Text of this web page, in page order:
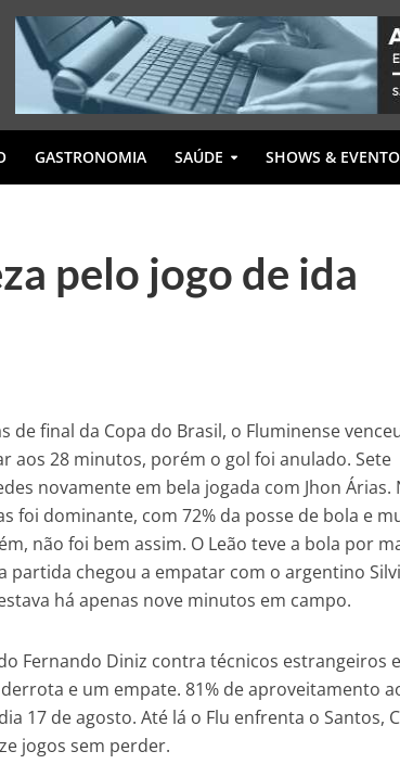
GASTRONOMIA SAÚDE SHOWS &
pelo jogo de ida
de final da Copa do Brasil, o Fluminense
aos 28 minutos, porém o gol foi anulado. Sete
novamente em bela jogada com Jhon Árias.
foi dominante, com 72% da posse de bola e
não foi bem assim. O Leão teve a bola por
partida chegou a empatar com o argentino
há apenas nove minutos em campo.
Fernando Diniz contra técnicos estrangeiros
e um empate. 81% de aproveitamento
17 de agosto. Até lá o Flu enfrenta o Santos,
jogos sem perder.